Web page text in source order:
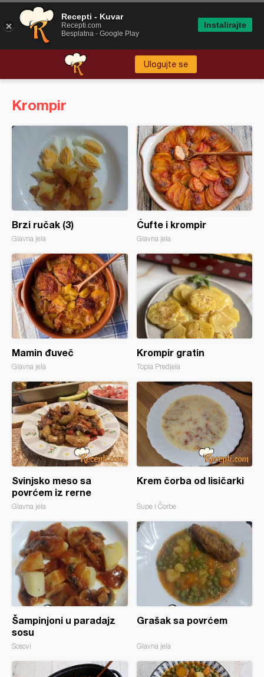
Ulogujte se
Krompir
Brzi ručak (3)
Glavna jela
Ćufte i krompir
Glavna jela
Mamin đuveč
Glavna jela
Krompir gratin
Topla Predjela
Svinjsko meso sa
povrćem iz rerne
Glavna jela
Krem čorba od lisičarki
Supe i Čorbe
Šampinjoni u paradajz
sosu
Sosovi
Grašak sa povrćem
Glavna jela
Recepti - Kuvar
Recepti.com
Besplatna - Google Play
Instalirajte